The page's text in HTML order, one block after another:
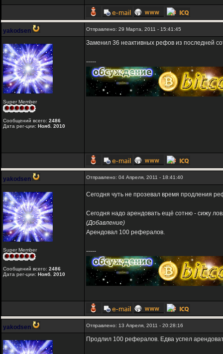
yakodsen Отправлено: 29 Марта, 2011 - 15:41:45
Super Member
Сообщений всего: 2486
Дата рег-ции: Нояб. 2010
Заменил 36 неактивных рефов из последней
-----
yakodsen Отправлено: 04 Апреля, 2011 - 18:41:40
Super Member
Сообщений всего: 2486
Дата рег-ции: Нояб. 2010
Сегодня чуть не прозевал время продления
Сегодня надо арендовать ещё сотню - сижу
(Добавление)
Арендовал 100 рефералов.
-----
yakodsen Отправлено: 13 Апреля, 2011 - 20:28:16
Продлил 100 рефералов. Едва успел